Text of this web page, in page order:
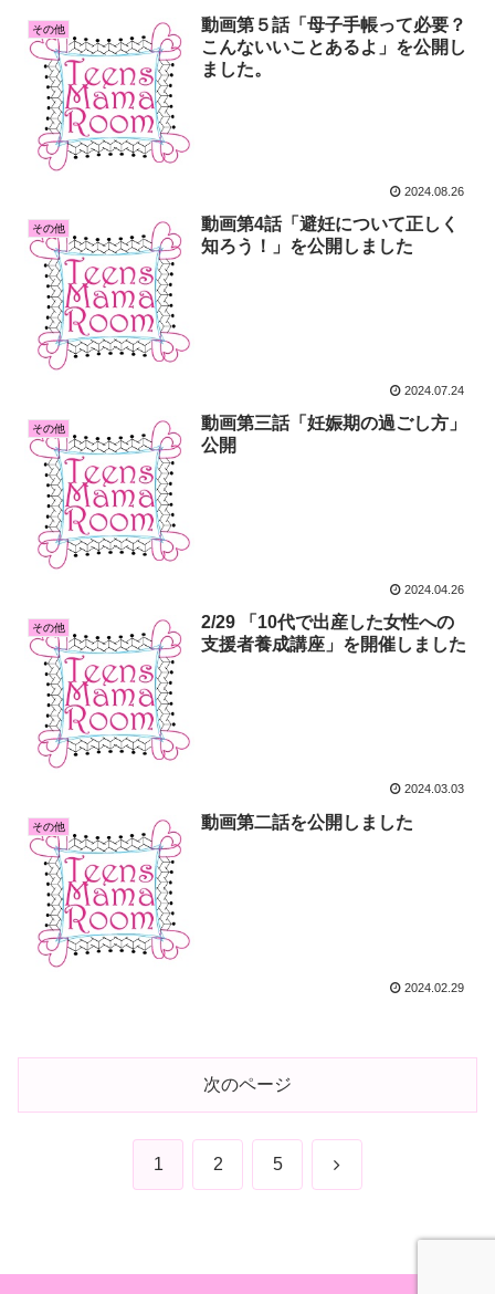
その他
動画第５話「母子手帳って必要？
こんないいことあるよ」を公開し
ました。
2024.08.26
その他
動画第4話「避妊について正しく
知ろう！」を公開しました
2024.07.24
その他
動画第三話「妊娠期の過ごし方」
公開
2024.04.26
その他
2/29 「10代で出産した女性への
支援者養成講座」を開催しました
2024.03.03
その他 動画第二話を公開しました
2024.02.29
次のページ
1 2 5 次